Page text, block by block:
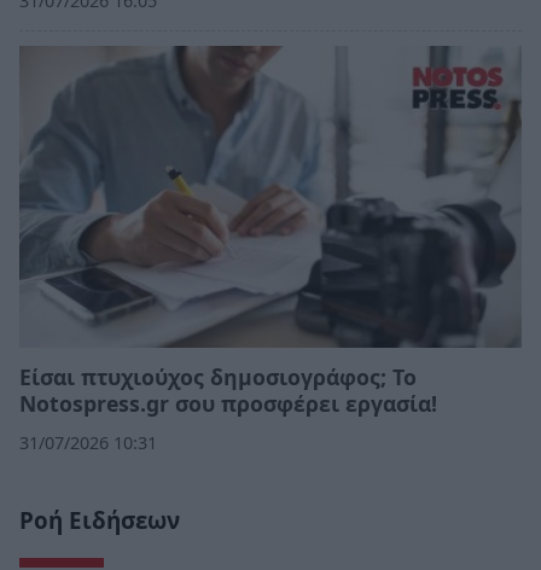
Eίσαι πτυχιούχος δημοσιογράφος; Το
Notospress.gr σου προσφέρει εργασία!
31/07/2026 10:31
Ροή Ειδήσεων